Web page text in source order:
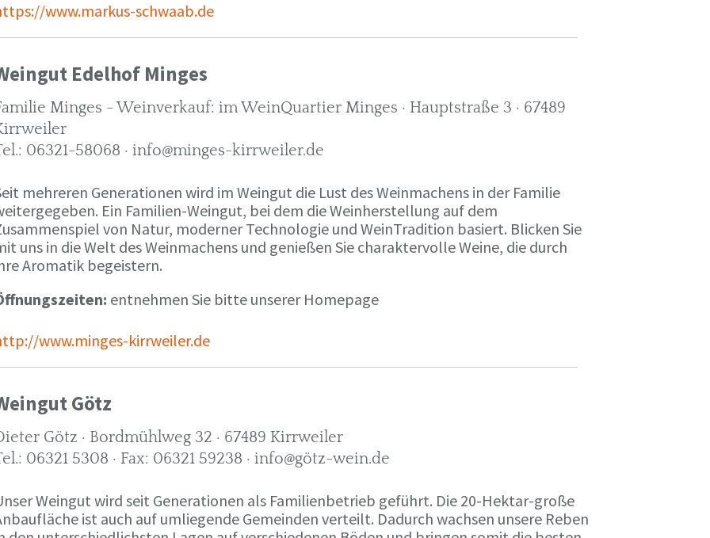
www.markus-schwaab.de
Edelhof Minges
Minges - Weinverkauf: im WeinQuartier Minges · Hauptstraße 3 · 67489
06321-58068 · info@minges-kirrweiler.de
mehreren Generationen wird im Weingut die Lust des Weinmachens in der Familie
Ein Familien-Weingut, bei dem die Weinherstellung auf dem
von Natur, moderner Technologie und WeinTradition basiert. Blicken Sie
uns in die Welt des Weinmachens und genießen Sie charaktervolle Weine, die durch
Aromatik begeistern.
entnehmen Sie bitte unserer Homepage
www.minges-kirrweiler.de
Götz
Götz · Bordmühlweg 32 · 67489 Kirrweiler
06321 5308 · Fax: 06321 59238 · info@götz-wein.de
Weingut wird seit Generationen als Familienbetrieb geführt. Die 20-Hektar-große
ist auch auf umliegende Gemeinden verteilt. Dadurch wachsen unsere Reben